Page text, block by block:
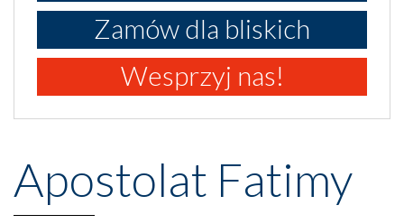
Zamów dla bliskich
Wesprzyj nas!
Apostolat Fatimy